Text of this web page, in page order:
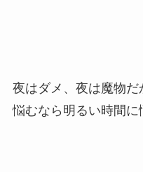
夜はダメ、夜は魔物だ
悩むなら明るい時間に